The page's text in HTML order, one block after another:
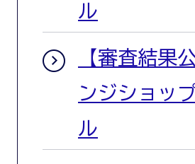
ル
【審査結果
ンジショッ
ル